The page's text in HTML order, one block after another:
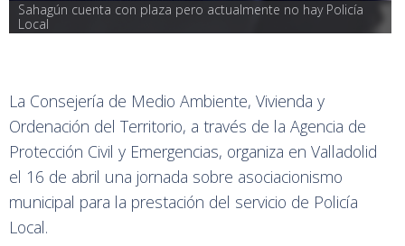
Sahagún cuenta con plaza pero actualmente no hay Policía
Local
La Consejería de Medio Ambiente, Vivienda y
Ordenación del Territorio, a través de la Agencia de
Protección Civil y Emergencias, organiza en Valladolid
el 16 de abril una jornada sobre asociacionismo
municipal para la prestación del servicio de Policía
Local.